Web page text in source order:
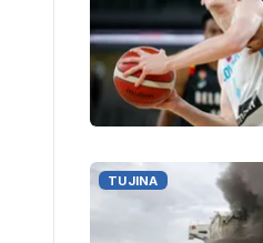
TUJINA